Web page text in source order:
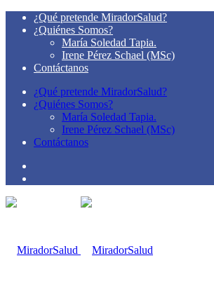
¿Qué pretende MiradorSalud?
¿Quiénes Somos?
María Soledad Tapia.
Irene Pérez Schael (MSc)
Contáctanos
¿Qué pretende MiradorSalud?
¿Quiénes Somos?
María Soledad Tapia.
Irene Pérez Schael (MSc)
Contáctanos